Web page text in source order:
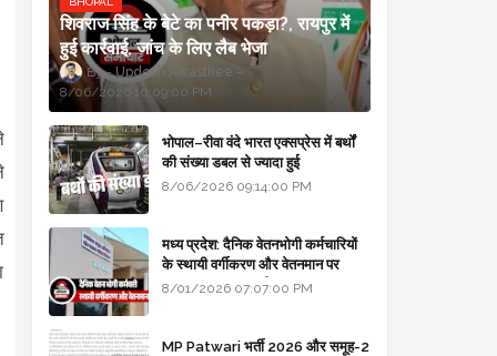
शिवराज सिंह के बेटे का पनीर पकड़ा?, रायपुर में
हुई कार्रवाई, जांच के लिए लैब भेजा
Updesh Awasthee
8/06/2026 10:09:00 PM
भोपाल–रीवा वंदे भारत एक्सप्रेस में बर्थों
की संख्या डबल से ज्यादा हुई
8/06/2026 09:14:00 PM
मध्य प्रदेश: दैनिक वेतनभोगी कर्मचारियों
के स्थायी वर्गीकरण और वेतनमान पर
सरकार का बड़ा स्पष्टीकरण
8/01/2026 07:07:00 PM
MP Patwari भर्ती 2026 और समूह-2